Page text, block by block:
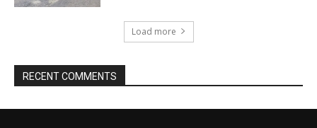
Load more
RECENT COMMENTS